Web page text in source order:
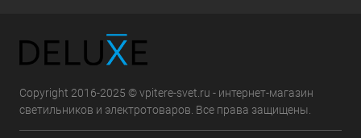
Copyright 2016-2025 © vpitere-svet.ru - интернет-магазин
светильников и электротоваров. Все права защищены.